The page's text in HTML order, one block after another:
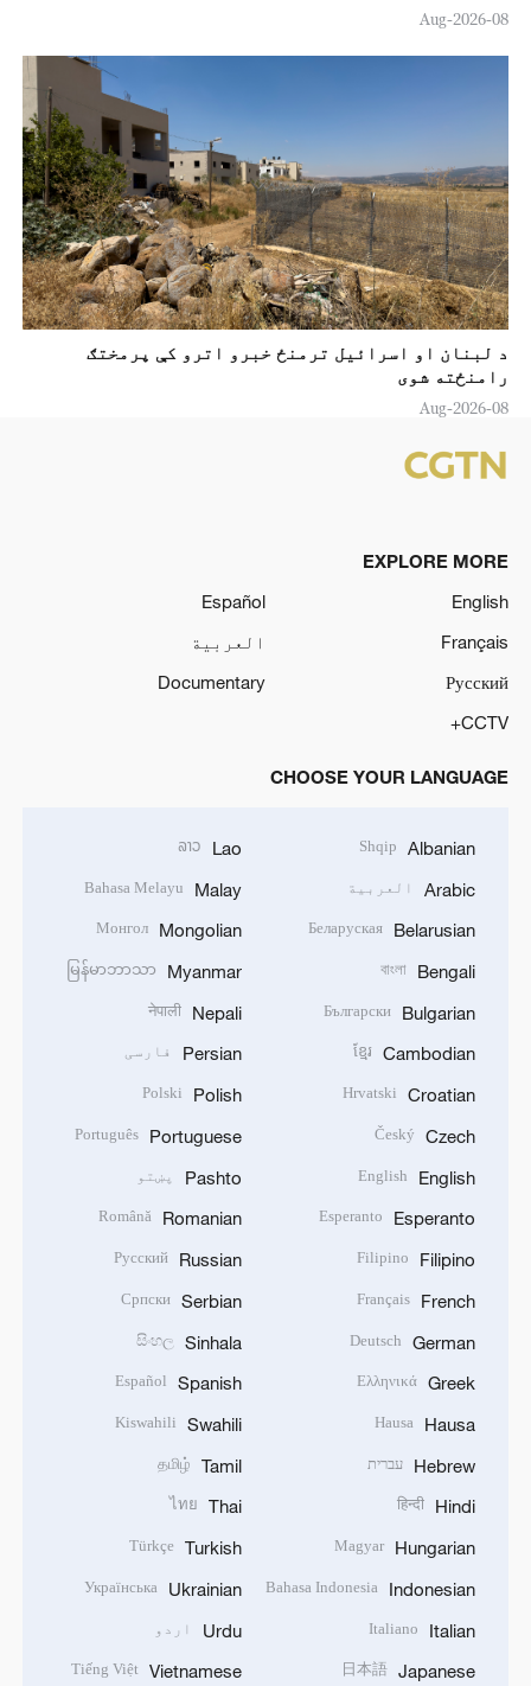
08-Aug-2026
د لبنان او اسرائیل ترمنځ خبرو اترو کې پرمختګ
رامنځته شوی
08-Aug-2026
EXPLORE MORE
English
Español
Français
العربية
Русский
Documentary
CCTV+
CHOOSE YOUR LANGUAGE
Albanian
Shqip
Arabic العربية
Belarusian
Беларуская
Bengali
বাংলা
Bulgarian
Български
Cambodian
ខ្មែរ
Croatian
Hrvatski
Czech
Český
English
English
Esperanto
Esperanto
Filipino
Filipino
French
Français
German
Deutsch
Greek
Ελληνικά
Hausa
Hausa
Hebrew עברית
Hindi
हिन्दी
Hungarian
Magyar
Indonesian
Bahasa Indonesia
Italian
Italiano
Japanese
日本語
Lao
ລາວ
Malay
Bahasa Melayu
Mongolian
Монгол
Myanmar
မြန်မာဘာသာ
Nepali
नेपाली
Persian فارسی
Polish
Polski
Portuguese
Português
Pashto پښتو
Romanian
Română
Russian
Русский
Serbian
Српски
Sinhala
සිංහල
Spanish
Español
Swahili
Kiswahili
Tamil
தமிழ்
Thai
ไทย
Turkish
Türkçe
Ukrainian
Українська
Urdu اردو
Vietnamese
Tiếng Việt